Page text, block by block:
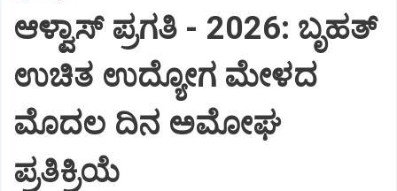
ಆಳ್ವಾಸ್‌ ಪ್ರಗತಿ - 2026: ಬೃಹತ್
ಉಚಿತ ಉದ್ಯೋಗ ಮೇಳದ
ಮೊದಲ ದಿನ ಅಮೋಘ
ಪ್ರತಿಕ್ರಿಯೆ